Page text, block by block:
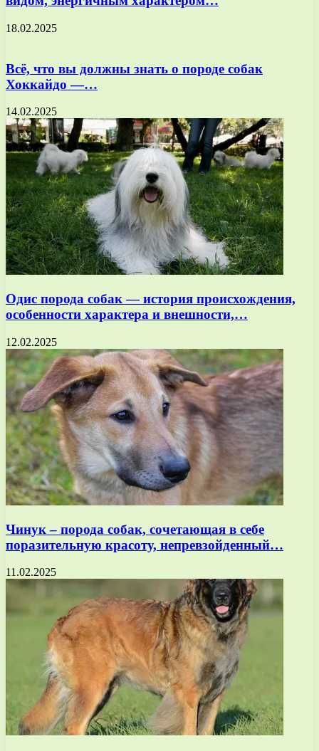
18.02.2025
Всё, что вы должны знать о породе собак
Хоккайдо —…
14.02.2025
Одис порода собак — история происхождения,
особенности характера и внешности,…
12.02.2025
Чинук – порода собак, сочетающая в себе
поразительную красоту, непревзойденный…
11.02.2025